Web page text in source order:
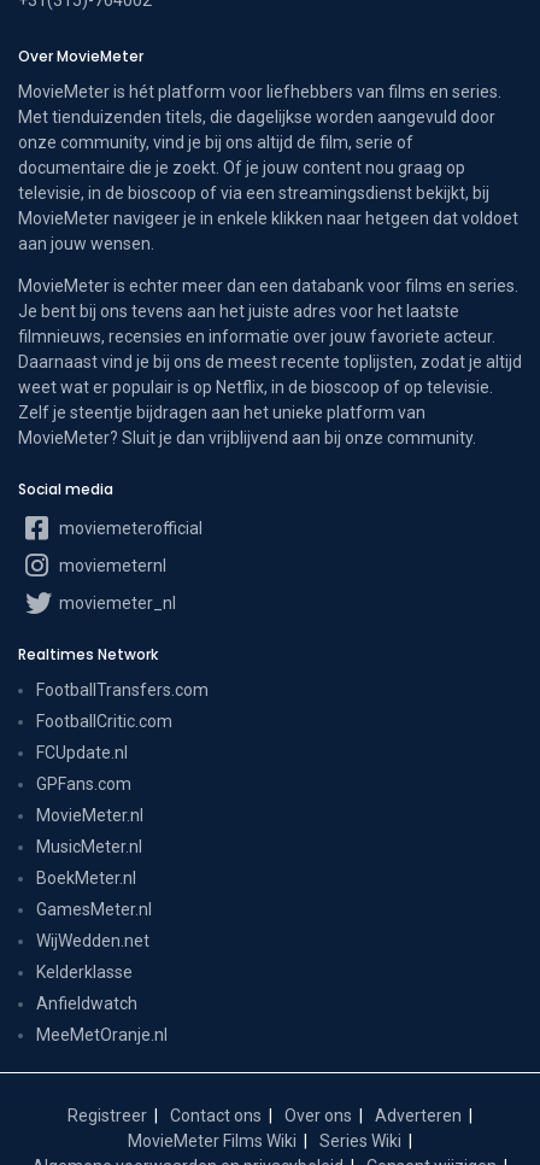
Over MovieMeter
MovieMeter is hét platform voor liefhebbers van films en series.
Met tienduizenden titels, die dagelijkse worden aangevuld door
onze community, vind je bij ons altijd de film, serie of
documentaire die je zoekt. Of je jouw content nou graag op
televisie, in de bioscoop of via een streamingsdienst bekijkt, bij
MovieMeter navigeer je in enkele klikken naar hetgeen dat voldoet
aan jouw wensen.
MovieMeter is echter meer dan een databank voor films en series.
Je bent bij ons tevens aan het juiste adres voor het laatste
filmnieuws, recensies en informatie over jouw favoriete acteur.
Daarnaast vind je bij ons de meest recente toplijsten, zodat je altijd
weet wat er populair is op Netflix, in de bioscoop of op televisie.
Zelf je steentje bijdragen aan het unieke platform van
MovieMeter? Sluit je dan vrijblijvend aan bij onze community.
Social media
moviemeterofficial
moviemeternl
moviemeter_nl
Realtimes Network
FootballTransfers.com
FootballCritic.com
FCUpdate.nl
GPFans.com
MovieMeter.nl
MusicMeter.nl
BoekMeter.nl
GamesMeter.nl
WijWedden.net
Kelderklasse
Anfieldwatch
MeeMetOranje.nl
Registreer Contact ons Over ons
Adverteren
MovieMeter Films Wiki
Series Wiki